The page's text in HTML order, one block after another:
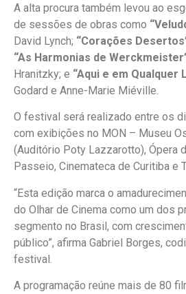
A alta procura também levou ao
de sessões de obras como
David Lynch; “Corações
“As Harmonias de
Hranitzky; e “Aqui e em Qualquer
Godard e Anne-Marie Miéville.
O festival será realizado entre os
com exibições no MON – Museu
(Auditório Poty Lazzarotto), Ópera
Passeio, Cinemateca de Curitiba e
“Esta edição marca o
do Olhar de Cinema como um dos
segmento no Brasil, com
público”, afirma Gabriel Borges,
festival.
A programação reúne mais de 80